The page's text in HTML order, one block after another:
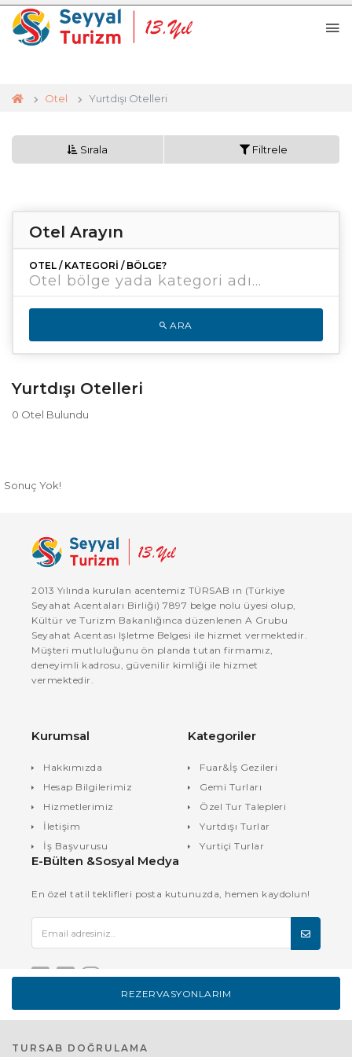
Otel Yurtdışı Otelleri
Sırala Filtrele
Otel Arayın
OTEL / KATEGORI / BÖLGE?
ARA
Yurtdışı Otelleri
0 Otel Bulundu
Sonuç Yok!
2013 Yılında kurulan acentemiz TÜRSAB ın (Türkiye
Seyahat Acentaları Birliği) 7897 belge nolu üyesi olup,
Kültür ve Turizm Bakanlığınca düzenlenen A Grubu
Seyahat Acentası Işletme Belgesi ile hizmet vermektedir.
Müşteri mutluluğunu ön planda tutan firmamız,
deneyimli kadrosu, güvenilir kimliği ile hizmet
vermektedir.
Kurumsal
Hakkımızda
Hesap Bilgilerimiz
Hizmetlerimiz
İletişim
İş Başvurusu
Kategoriler
Fuar&İş Gezileri
Gemi Turları
Özel Tur Talepleri
Yurtdışı Turlar
Yurtiçi Turlar
E-Bülten &Sosyal Medya
En özel tatil teklifleri posta kutunuzda, hemen kaydolun!
REZERVASYONLARIM
TURSAB DOĞRULAMA